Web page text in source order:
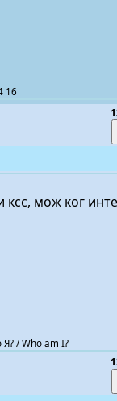
16
мож ког
/ Who am I?